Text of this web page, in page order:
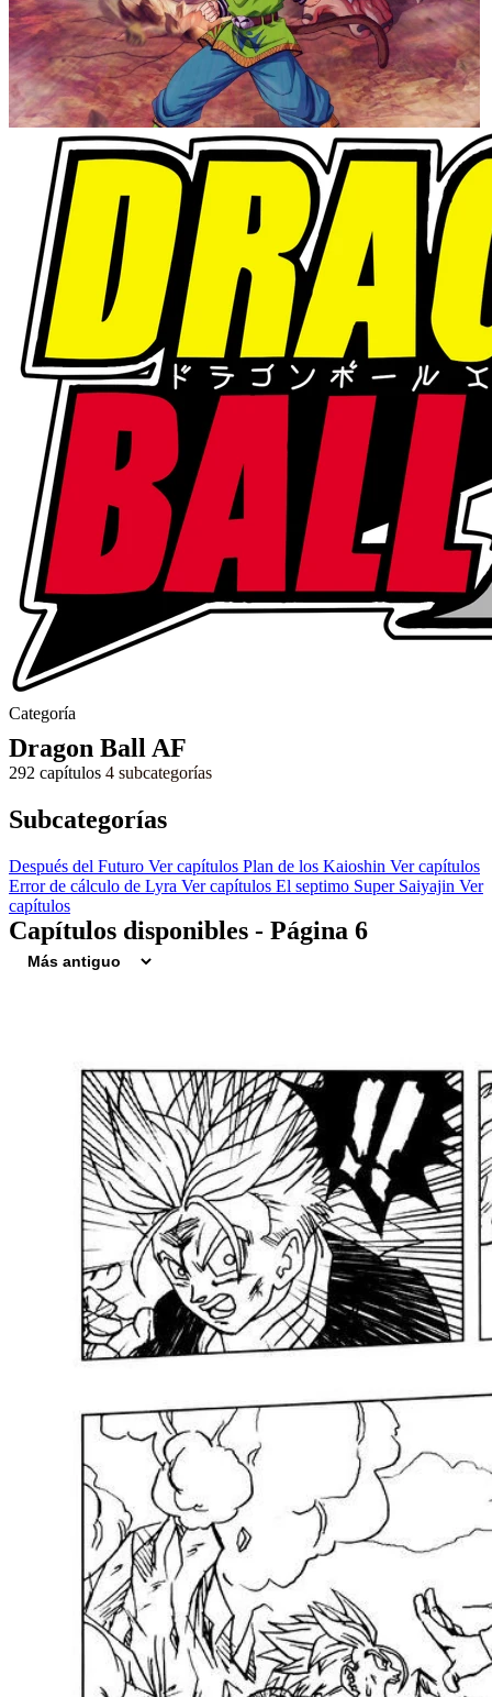
Categoría
Dragon Ball AF
292 capítulos 4 subcategorías
Subcategorías
Después del Futuro Ver capítulos Plan de los Kaioshin Ver capítulos
Error de cálculo de Lyra Ver capítulos El septimo Super Saiyajin Ver
capítulos
Capítulos disponibles - Página 6